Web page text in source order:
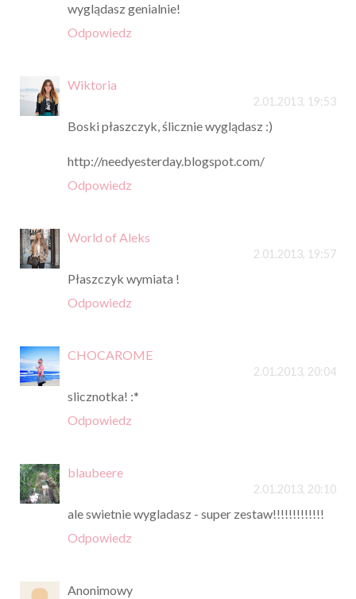
wyglądasz genialnie!
Odpowiedz
Wiktoria
2.01.2013, 19:53
Boski płaszczyk, ślicznie wyglądasz :)
http://needyesterday.blogspot.com/
Odpowiedz
World of Aleks
2.01.2013, 19:57
Płaszczyk wymiata !
Odpowiedz
CHOCAROME
2.01.2013, 20:04
slicznotka! :*
Odpowiedz
blaubeere
2.01.2013, 20:10
ale swietnie wygladasz - super zestaw!!!!!!!!!!!!!
Odpowiedz
Anonimowy